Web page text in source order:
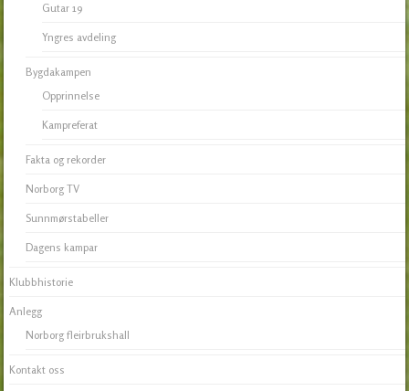
Gutar 19
Yngres avdeling
Bygdakampen
Opprinnelse
Kampreferat
Fakta og rekorder
Norborg TV
Sunnmørstabeller
Dagens kampar
Klubbhistorie
Anlegg
Norborg fleirbrukshall
Kontakt oss